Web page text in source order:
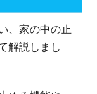
、家の中の止
解説しまし